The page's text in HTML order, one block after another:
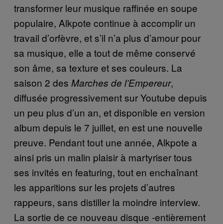
transformer leur musique raffinée en soupe
populaire, Alkpote continue à accomplir un
travail d’orfèvre, et s’il n’a plus d’amour pour
sa musique, elle a tout de même conservé
son âme, sa texture et ses couleurs. La
saison 2 des Marches de l’Empereur,
diffusée progressivement sur Youtube depuis
un peu plus d’un an, et disponible en version
album depuis le 7 juillet, en est une nouvelle
preuve. Pendant tout une année, Alkpote a
ainsi pris un malin plaisir à martyriser tous
ses invités en featuring, tout en enchaînant
les apparitions sur les projets d’autres
rappeurs, sans distiller la moindre interview.
La sortie de ce nouveau disque -entièrement